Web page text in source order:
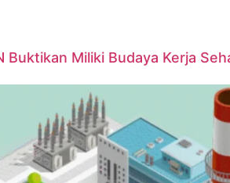
Buktikan Miliki Budaya Kerja